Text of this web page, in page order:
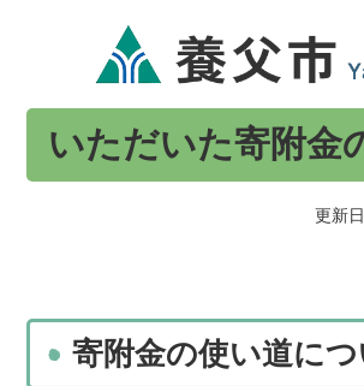
いただいた寄附金
更新
寄附金の使い道につ